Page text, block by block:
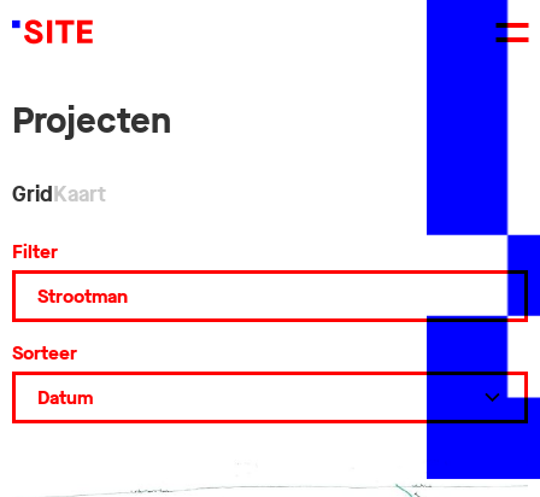
Projecten
GridKaart
Filter
Sorteer